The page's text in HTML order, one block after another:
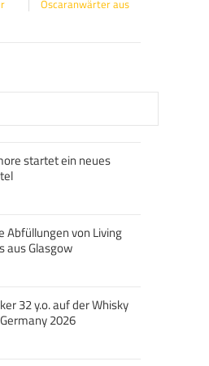
Oscaranwärter aus
startet ein neues
Abfüllungen von Living
aus Glasgow
32 y.o. auf der Whisky
2026